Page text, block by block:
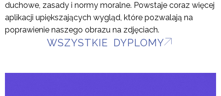
duchowe, zasady i normy moralne. Powstaje coraz więcej
aplikacji upiększających wygląd, które pozwalają na
poprawienie naszego obrazu na zdjęciach.
WSZYSTKIE DYPLOMY